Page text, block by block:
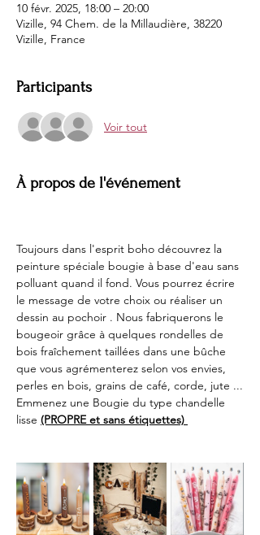
10 févr. 2025, 18:00 – 20:00
Vizille, 94 Chem. de la Millaudière, 38220
Vizille, France
Participants
Voir tout
À propos de l'événement
Toujours dans l'esprit boho découvrez la
peinture spéciale bougie à base d'eau sans
polluant quand il fond. Vous pourrez écrire
le message de votre choix ou réaliser un
dessin au pochoir . Nous fabriquerons le
bougeoir grâce à quelques rondelles de
bois fraîchement taillées dans une bûche
que vous agrémenterez selon vos envies,
perles en bois, grains de café, corde, jute ...
Emmenez une Bougie du type chandelle
lisse (PROPRE et sans étiquettes)